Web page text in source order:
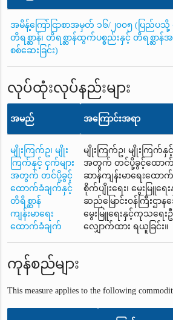
အမိန့်ကြော်ငြာစာအမှတ် ၁၆/၂၀၀၅ (ပြည်ပ
တိရစ္ဆာန်၊ တိရစ္ဆာန်ထွက်ပစ္စည်းနှင့် တိရစ္ဆာန်
စစ်ဆေးခြင်း)
လုပ်ထုံးလုပ်နည်းများ
အမည် အကြောင်းအရာ
မျိုးကြက်ဥ၊ မျိုး
ကြက်နှင့် ငှက်များ
အတွက် တင်ပို့ခွင့်
ထောက်ခံချက်နှင့်
တိရိစ္ဆာန်
ကျန်းမာရေး
ထောက်ခံချက်
မျိုးကြက်ဥ၊ မျိုးကြက်နှင့်
အတွက် တင်ပို့ခွင့်ထောက်
ဆာန်ကျန်းမာရေးထော
စိုက်ပျိုးရေး၊ မွေးမြူရေး
ဆည်မြောင်း၀န်ကြီးဌာ
မွေးမြူရေးနှင့်ကုသရေးဦ
လျှောက်ထား ရယူခြင်း။
ကုန်စည်များ
This measure applies to the following